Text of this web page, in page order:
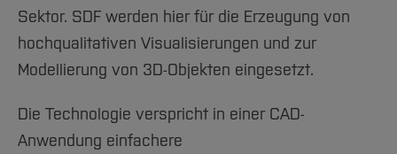
Sektor. SDF werden hier für die Erzeugung von
hochqualitativen Visualisierungen und zur
Modellierung von 3D-Objekten eingesetzt.
Die Technologie verspricht in einer CAD-
Anwendung einfachere